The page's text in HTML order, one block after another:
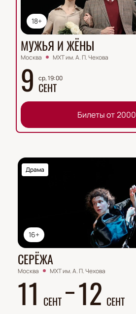
18+
МУЖЬЯ И ЖЁНЫ
Москва МХТ им. А. П. Чехова
9 ср, 19:00
СЕНТ
Билеты от 2000
16+
Драма
СЕРЁЖА
Москва МХТ им. А. П. Чехова
11 СЕНТ 12 СЕНТ